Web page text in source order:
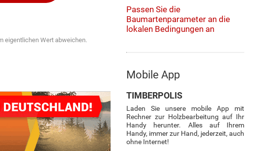
eigentlichen Wert abweichen.
Passen Sie die
Baumartenparameter an die
lokalen Bedingungen an
Mobile App
TIMBERPOLIS
Laden Sie unsere mobile App mit
Rechner zur Holzbearbeitung auf Ihr
Handy herunter. Alles auf Ihrem
Handy, immer zur Hand, jederzeit, auch
ohne Internet!